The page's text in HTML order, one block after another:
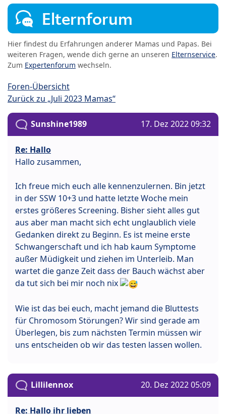
Elternforum
Hier findest du Erfahrungen anderer Mamas und Papas. Bei
weiteren Fragen, wende dich gerne an unseren Elternservice.
Zum Expertenforum wechseln.
Foren-Übersicht
Zurück zu „Juli 2023 Mamas“
Sunshine1989 17. Dez 2022 09:32
Re: Hallo
Hallo zusammen,
Ich freue mich euch alle kennenzulernen. Bin jetzt
in der SSW 10+3 und hatte letzte Woche mein
erstes größeres Screening. Bisher sieht alles gut
aus aber man macht sich echt unglaublich viele
Gedanken direkt zu Beginn. Es ist meine erste
Schwangerschaft und ich hab kaum Symptome
außer Müdigkeit und ziehen im Unterleib. Man
wartet die ganze Zeit dass der Bauch wächst aber
da tut sich bei mir noch nix
Wie ist das bei euch, macht jemand die Bluttests
für Chromosom Störungen? Wir sind gerade am
Überlegen, bis zum nächsten Termin müssen wir
uns entscheiden ob wir das testen lassen wollen.
Lillilennox 20. Dez 2022 05:09
Re: Hallo ihr lieben